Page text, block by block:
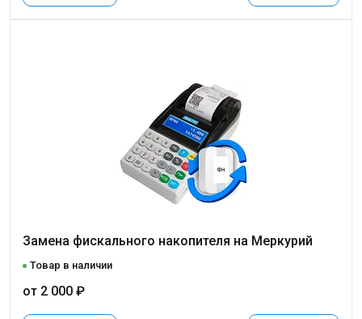
Замена фискального накопителя на Меркурий
Товар в наличии
от 2 000 ₽